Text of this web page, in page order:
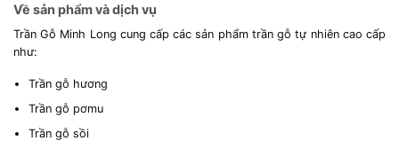
Về sản phẩm và dịch vụ
Trần Gỗ Minh Long cung cấp các sản phẩm trần gỗ tự nhiên cao cấp
như:
Trần gỗ hương
Trần gỗ pơmu
Trần gỗ sồi